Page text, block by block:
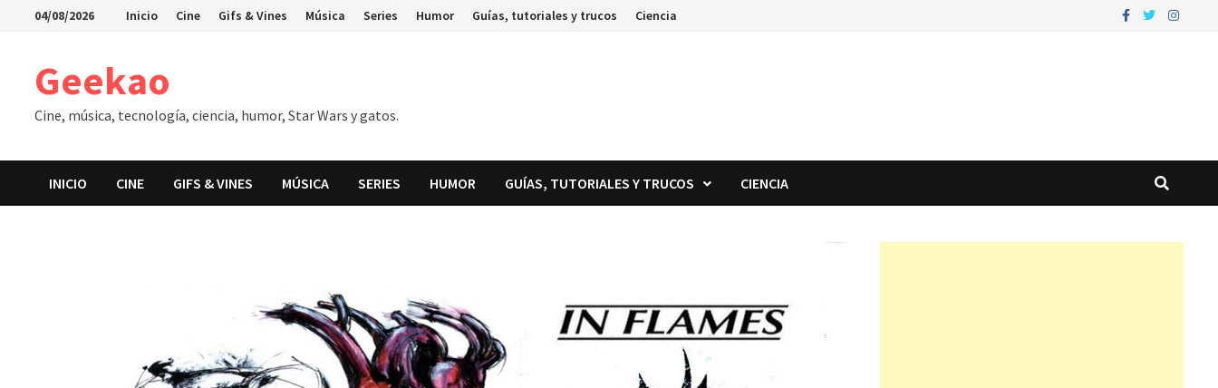
Saltar04/08/2026 Inicio Cine Gifs & Vines Música Series Humor Guías, tutoriales y trucos Ciencia
Geekao
Cine, música, tecnología, ciencia, humor, Star Wars y gatos.
INICIO CINE GIFS & VINES MÚSICA SERIES HUMOR GUÍAS, TUTORIALES Y TRUCOS CIENCIA